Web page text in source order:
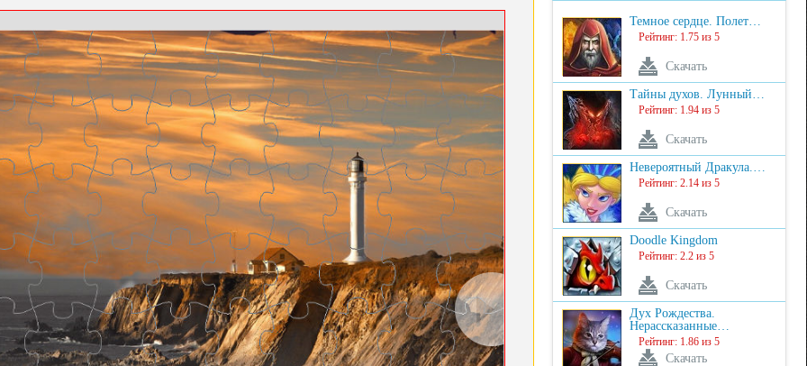
Темное сердце. Полет…
Рейтинг: 1.75 из 5
Скачать
Тайны духов. Лунный…
Рейтинг: 1.94 из 5
Скачать
Невероятный Дракула.…
Рейтинг: 2.14 из 5
Скачать
Doodle Kingdom
Рейтинг: 2.2 из 5
Скачать
Дух Рождества.
Нерассказанные…
Рейтинг: 1.86 из 5
Скачать